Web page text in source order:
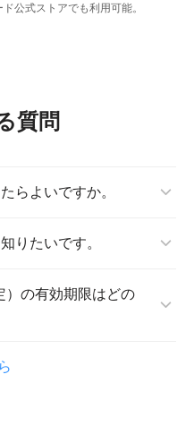
公式ストアでも利用可能。
質問
らよいですか。
IDとPayPayの連携が
りたいです。
れます。
リのホームにある「取引
新規入会特典
）の有効期限はどの
日から最短30日以降の月